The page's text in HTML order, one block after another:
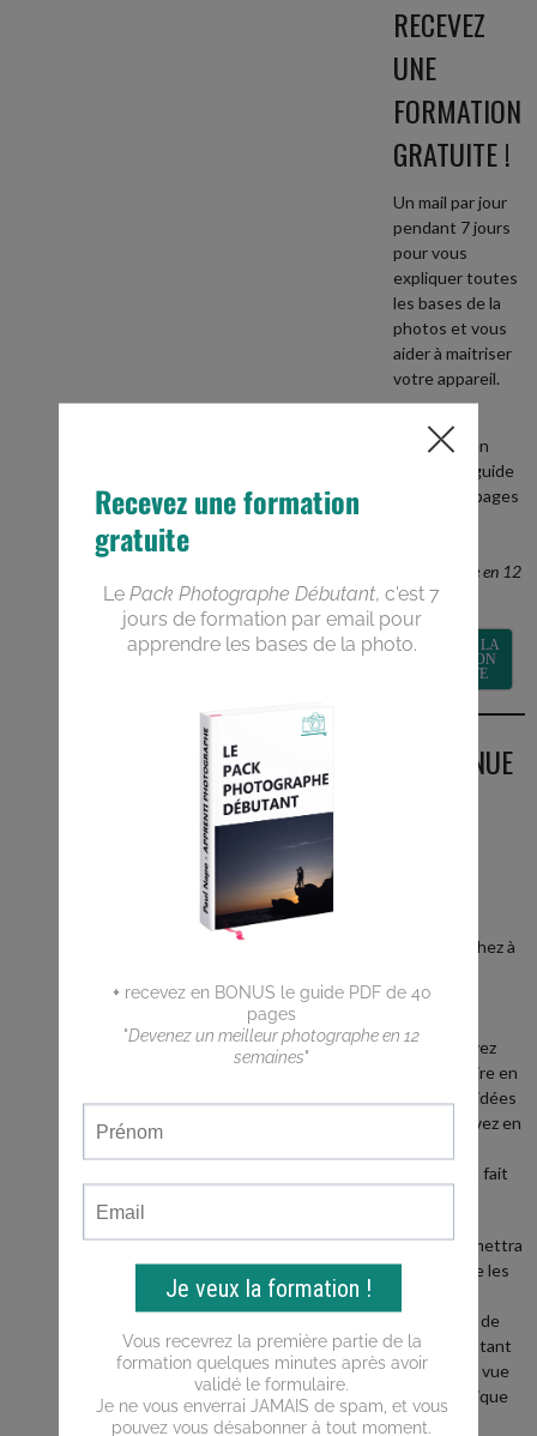
RECEVEZ
UNE
FORMATION
GRATUITE !
Un mail par jour
pendant 7 jours
pour vous
expliquer toutes
les bases de la
photos et vous
aider à maitriser
votre appareil.
recevez en
BONUS le guide
PDF de 40 pages
photographe en 12
semaines
RECEVOIR LA
FORMATION
GRATUITE
BIENVENUE
Vous cherchez à
meilleures
Vous n'arrivez
pas a traduire en
photos les idées
que vous avez en
Ce blog est fait
Il vous permettra
d'apprendre les
photo, puis de
progresser tant
du point de vue
de la technique
que de la